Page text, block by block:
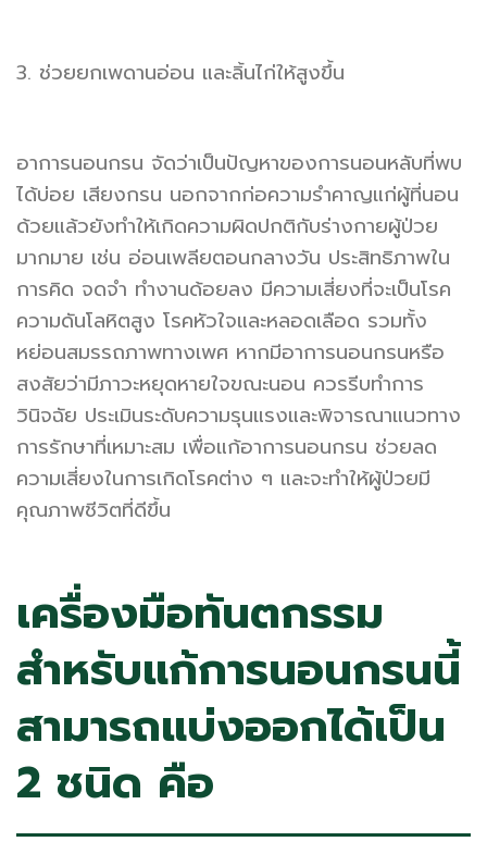
3. ช่วยยกเพดานอ่อน และลิ้นไก่ให้สูงขึ้น
อาการนอนกรน จัดว่าเป็นปัญหาของการนอนหลับที่พบ
ได้บ่อย เสียงกรน นอกจากก่อความรำคาญแก่ผู้ที่นอน
ด้วยแล้วยังทำให้เกิดความผิดปกติกับร่างกายผู้ป่วย
มากมาย เช่น อ่อนเพลียตอนกลางวัน ประสิทธิภาพใน
การคิด จดจำ ทำงานด้อยลง มีความเสี่ยงที่จะเป็นโรค
ความดันโลหิตสูง โรคหัวใจและหลอดเลือด รวมทั้ง
หย่อนสมรรถภาพทางเพศ หากมีอาการนอนกรนหรือ
สงสัยว่ามีภาวะหยุดหายใจขณะนอน ควรรีบทำการ
วินิจฉัย ประเมินระดับความรุนแรงและพิจารณาแนวทาง
การรักษาที่เหมาะสม เพื่อแก้อาการนอนกรน ช่วยลด
ความเสี่ยงในการเกิดโรคต่าง ๆ และจะทำให้ผู้ป่วยมี
คุณภาพชีวิตที่ดีขึ้น
เครื่องมือทันตกรรม
สำหรับแก้การนอนกรนนี้
สามารถแบ่งออกได้เป็น
2 ชนิด คือ